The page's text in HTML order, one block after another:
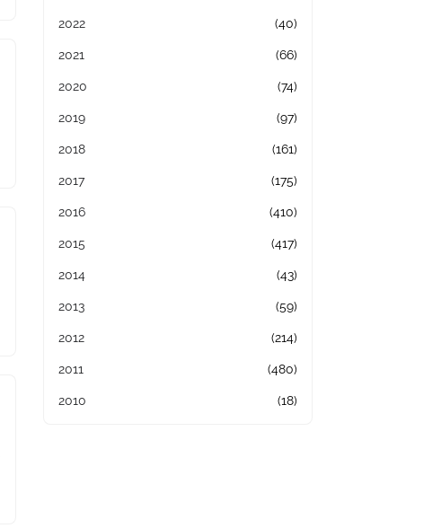
2022 (40)
2021 (66)
2020 (74)
2019 (97)
2018 (161)
2017 (175)
2016 (410)
2015 (417)
2014 (43)
2013 (59)
2012 (214)
2011 (480)
2010 (18)